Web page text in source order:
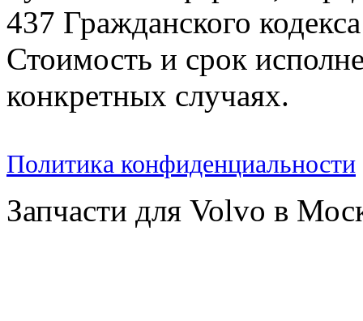
437 Гражданского
Стоимость и срок
конкретных случаях.
Политика конфиденциальности
Запчасти для Volvo в